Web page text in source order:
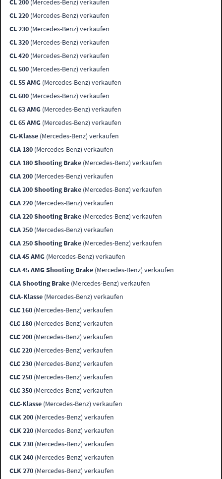
CL 200 (Mercedes-Benz) verkaufen
CL 220 (Mercedes-Benz) verkaufen
CL 230 (Mercedes-Benz) verkaufen
CL 320 (Mercedes-Benz) verkaufen
CL 420 (Mercedes-Benz) verkaufen
CL 500 (Mercedes-Benz) verkaufen
CL 55 AMG (Mercedes-Benz) verkaufen
CL 600 (Mercedes-Benz) verkaufen
CL 63 AMG (Mercedes-Benz) verkaufen
CL 65 AMG (Mercedes-Benz) verkaufen
CL-Klasse (Mercedes-Benz) verkaufen
CLA 180 (Mercedes-Benz) verkaufen
CLA 180 Shooting Brake (Mercedes-Benz) verkaufen
CLA 200 (Mercedes-Benz) verkaufen
CLA 200 Shooting Brake (Mercedes-Benz) verkaufen
CLA 220 (Mercedes-Benz) verkaufen
CLA 220 Shooting Brake (Mercedes-Benz) verkaufen
CLA 250 (Mercedes-Benz) verkaufen
CLA 250 Shooting Brake (Mercedes-Benz) verkaufen
CLA 45 AMG (Mercedes-Benz) verkaufen
CLA 45 AMG Shooting Brake (Mercedes-Benz) verkaufen
CLA Shooting Brake (Mercedes-Benz) verkaufen
CLA-Klasse (Mercedes-Benz) verkaufen
CLC 160 (Mercedes-Benz) verkaufen
CLC 180 (Mercedes-Benz) verkaufen
CLC 200 (Mercedes-Benz) verkaufen
CLC 220 (Mercedes-Benz) verkaufen
CLC 230 (Mercedes-Benz) verkaufen
CLC 250 (Mercedes-Benz) verkaufen
CLC 350 (Mercedes-Benz) verkaufen
CLC-Klasse (Mercedes-Benz) verkaufen
CLK 200 (Mercedes-Benz) verkaufen
CLK 220 (Mercedes-Benz) verkaufen
CLK 230 (Mercedes-Benz) verkaufen
CLK 240 (Mercedes-Benz) verkaufen
CLK 270 (Mercedes-Benz) verkaufen